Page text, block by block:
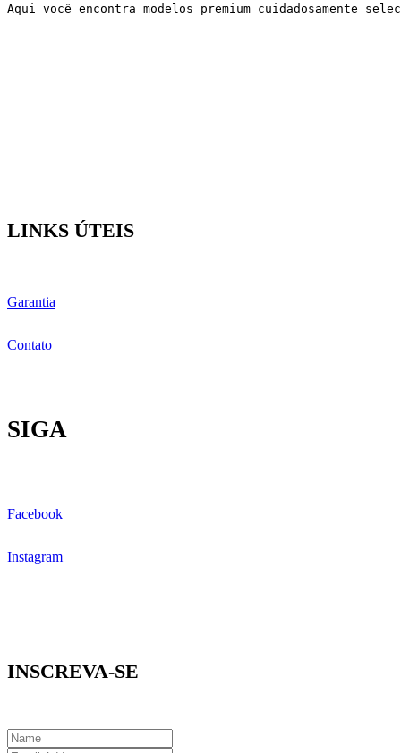
Aqui você encontra modelos premium cuidadosamente
LINKS ÚTEIS
Garantia
Contato
SIGA
Facebook
Instagram
INSCREVA-SE